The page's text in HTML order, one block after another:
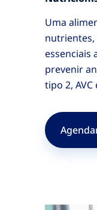
Uma
nutrientes,
essenciais
prevenir
tipo 2,